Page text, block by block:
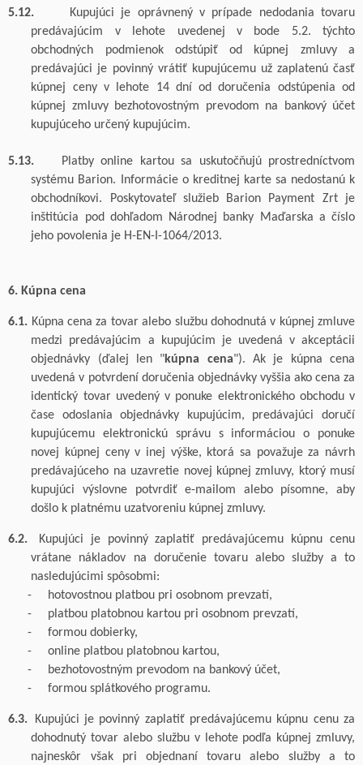
5.12.
Kupujúci je oprávnený v prípade nedodania tovaru
predávajúcim v lehote uvedenej v bode 5.2. týchto
obchodných podmienok odstúpiť od kúpnej zmluvy a
predávajúci je povinný vrátiť kupujúcemu už zaplatenú časť
kúpnej ceny v lehote 14 dní od doručenia odstúpenia od
kúpnej zmluvy bezhotovostným prevodom na bankový účet
kupujúceho určený kupujúcim.
5.13.
Platby online kartou sa uskutočňujú prostredníctvom
systému Barion. Informácie o kreditnej karte sa nedostanú k
obchodníkovi. Poskytovateľ služieb Barion Payment Zrt je
inštitúcia pod dohľadom Národnej banky Maďarska a číslo
jeho povolenia je H-EN-I-1064/2013.
6. Kúpna cena
6.1. Kúpna cena za tovaralebo službu dohodnutá v kúpnej zmluve
medzi predávajúcim a kupujúcim je uvedená v akceptácii
objednávky (ďalej len "kúpna cena"). Ak je kúpna cena
uvedená v potvrdení doručenia objednávky vyššia ako cena za
identický tovar uvedenýv ponuke elektronického obchodu v
čase odoslania objednávky kupujúcim, predávajúci doručí
kupujúcemu elektronickú správu s informáciou o ponuke
novej kúpnej ceny v inej výške, ktorá sa považuje za návrh
predávajúceho na uzavretie novej kúpnej zmluvy, ktorý musí
kupujúci výslovne potvrdiť e-mailom alebo písomne, aby
došlo k platnému uzatvoreniu kúpnej zmluvy.
6.2.
Kupujúci je povinný zaplatiť predávajúcemu kúpnu cenu
vrátane nákladov na doručenie tovarualebo služby a
to
nasledujúcimi spôsobmi:
-
hotovostnou platbou pri osobnom prevzatí,
-
platbou platobnou kartou pri osobnom prevzatí,
-
formou dobierky,
-
online platbou platobnou kartou,
-
bezhotovostným prevodom na bankový účet,
-
formou splátkového programu.
6.3.
Kupujúci je povinný zaplatiť predávajúcemu kúpnu cenu za
dohodnutý tovar alebo službuv lehote podľa kúpnej zmluvy,
najneskôr však pri objednaní tovaru alebo služby a
to